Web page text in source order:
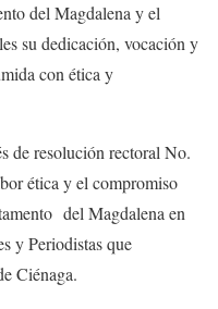
del Magdalena y el
su dedicación, vocación y
con ética y
de resolución rectoral No.
ética y el compromiso
del Magdalena en
y Periodistas que
Ciénaga.